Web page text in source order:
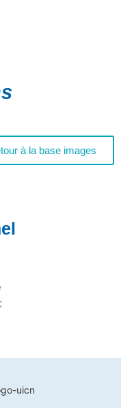
à la base images